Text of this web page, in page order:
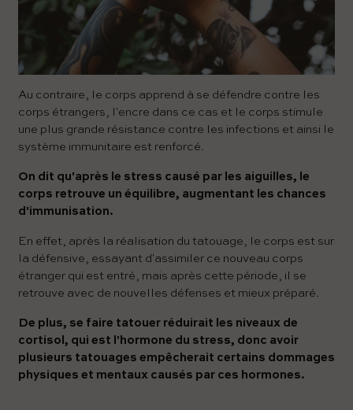
Au contraire, le corps apprend à se défendre contre les
corps étrangers, l'encre dans ce cas et le corps stimule
une plus grande résistance contre les infections et ainsi le
système immunitaire est renforcé.
On dit qu'après le stress causé par les aiguilles, le
corps retrouve un équilibre, augmentant les chances
d'immunisation.
En effet, après la réalisation du tatouage, le corps est sur
la défensive, essayant d'assimiler ce nouveau corps
étranger qui est entré, mais après cette période, il se
retrouve avec de nouvelles défenses et mieux préparé.
De plus, se faire tatouer réduirait les niveaux de
cortisol, qui est l'hormone du stress, donc avoir
plusieurs tatouages ​​empêcherait certains dommages
physiques et mentaux causés par ces hormones.